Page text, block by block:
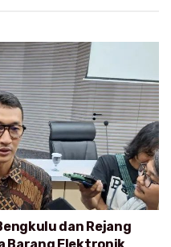
dan Rejang
Barang Elektronik